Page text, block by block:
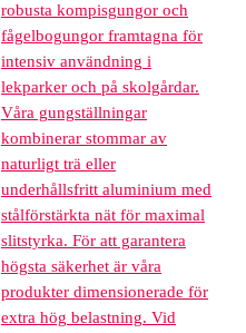
robusta kompisgungor och
fågelbogungor framtagna för
intensiv användning i
lekparker och på skolgårdar.
Våra gungställningar
kombinerar stommar av
naturligt trä eller
underhållsfritt aluminium med
stålförstärkta nät för maximal
slitstyrka. För att garantera
högsta säkerhet är våra
produkter dimensionerade för
extra hög belastning. Vid